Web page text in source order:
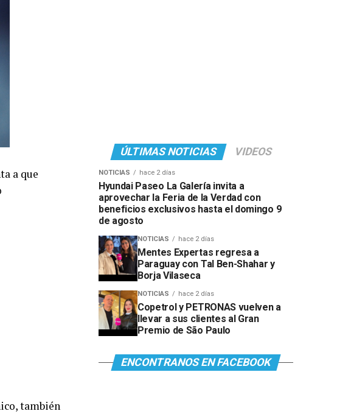
a que
también
ÚLTIMAS NOTICIAS VIDEOS
NOTICIAS hace 2 días
Hyundai Paseo La Galería invita a
aprovechar la Feria de la Verdad con
beneficios exclusivos hasta el domingo 9
de agosto
NOTICIAS hace 2 días
Mentes Expertas regresa a
Paraguay con Tal Ben-Shahar y
Borja Vilaseca
NOTICIAS hace 2 días
Copetrol y PETRONAS vuelven a
llevar a sus clientes al Gran
Premio de São Paulo
ENCONTRANOS EN FACEBOOK